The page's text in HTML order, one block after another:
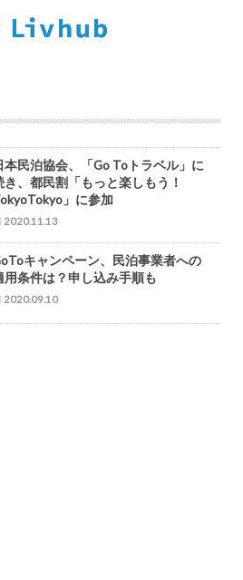
本民泊協会、「Go Toトラベル」に
き、都民割「もっと楽しもう！
」に参加
2020.11.13
キャンペーン、民泊事業者への
用条件は？申し込み手順も
2020.09.10